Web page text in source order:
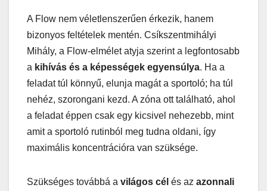
A Flow nem véletlenszerűen érkezik, hanem
bizonyos feltételek mentén. Csíkszentmihályi
Mihály, a Flow-elmélet atyja szerint a legfontosabb
a kihívás és a képességek egyensúlya. Ha a
feladat túl könnyű, elunja magát a sportoló; ha túl
nehéz, szorongani kezd. A zóna ott található, ahol
a feladat éppen csak egy kicsivel nehezebb, mint
amit a sportoló rutinból meg tudna oldani, így
maximális koncentrációra van szüksége.
Szükséges továbbá a világos cél és az azonnali